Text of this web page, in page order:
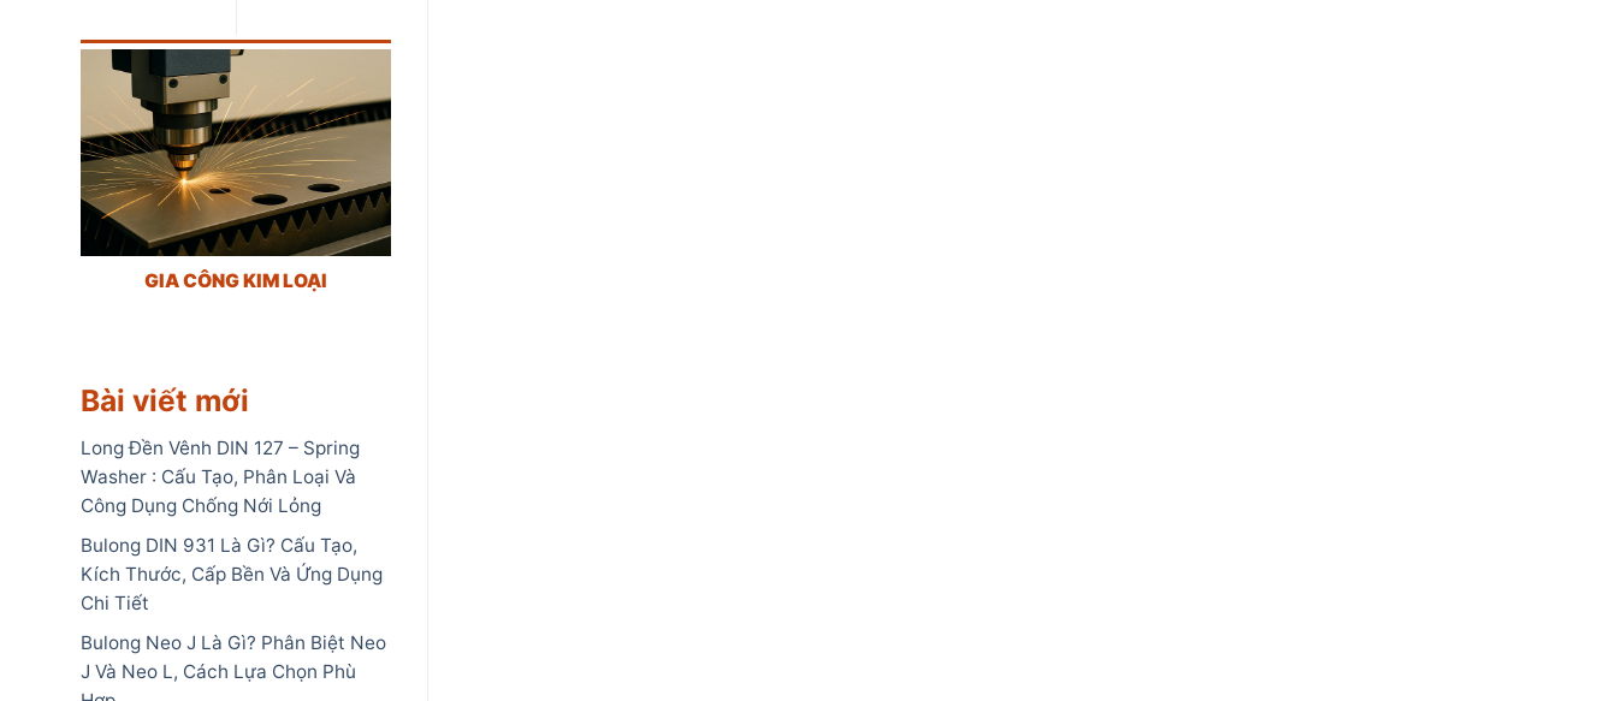
GIA CÔNG KIM LOẠI
Bài viết mới
Long Đền Vênh DIN 127 – Spring
Washer : Cấu Tạo, Phân Loại Và
Công Dụng Chống Nới Lỏng
Bulong DIN 931 Là Gì? Cấu Tạo,
Kích Thước, Cấp Bền Và Ứng Dụng
Chi Tiết
Bulong Neo J Là Gì? Phân Biệt Neo
J Và Neo L, Cách Lựa Chọn Phù